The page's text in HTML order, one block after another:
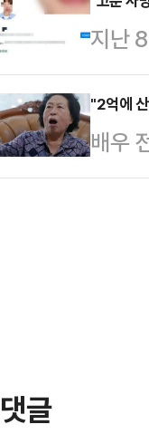
체포
던 중
지만
인 베
은
던 중
다.
들…
지난
씨를
확산
재학
신상
"2억에
배우
는 21
댓글